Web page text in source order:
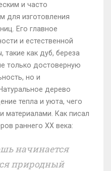
и часто
для изготовления
Его главное
и естественной
такие как дуб, береза
только достоверную
но и
дерево
тепла и уюта, чего
материалами. Как писал
раннего XX века:
начинается
природный